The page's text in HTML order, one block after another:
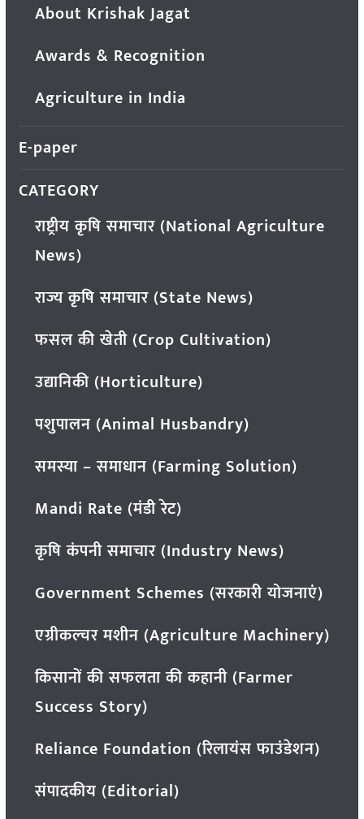
About Krishak Jagat
Awards & Recognition
Agriculture in India
E-paper
CATEGORY
राष्ट्रीय कृषि समाचार (National Agriculture
News)
राज्य कृषि समाचार (State News)
फसल की खेती (Crop Cultivation)
उद्यानिकी (Horticulture)
पशुपालन (Animal Husbandry)
समस्या – समाधान (Farming Solution)
Mandi Rate (मंडी रेट)
कृषि कंपनी समाचार (Industry News)
Government Schemes (सरकारी योजनाएं)
एग्रीकल्चर मशीन (Agriculture Machinery)
किसानों की सफलता की कहानी (Farmer
Success Story)
Reliance Foundation (रिलायंस फाउंडेशन)
संपादकीय (Editorial)